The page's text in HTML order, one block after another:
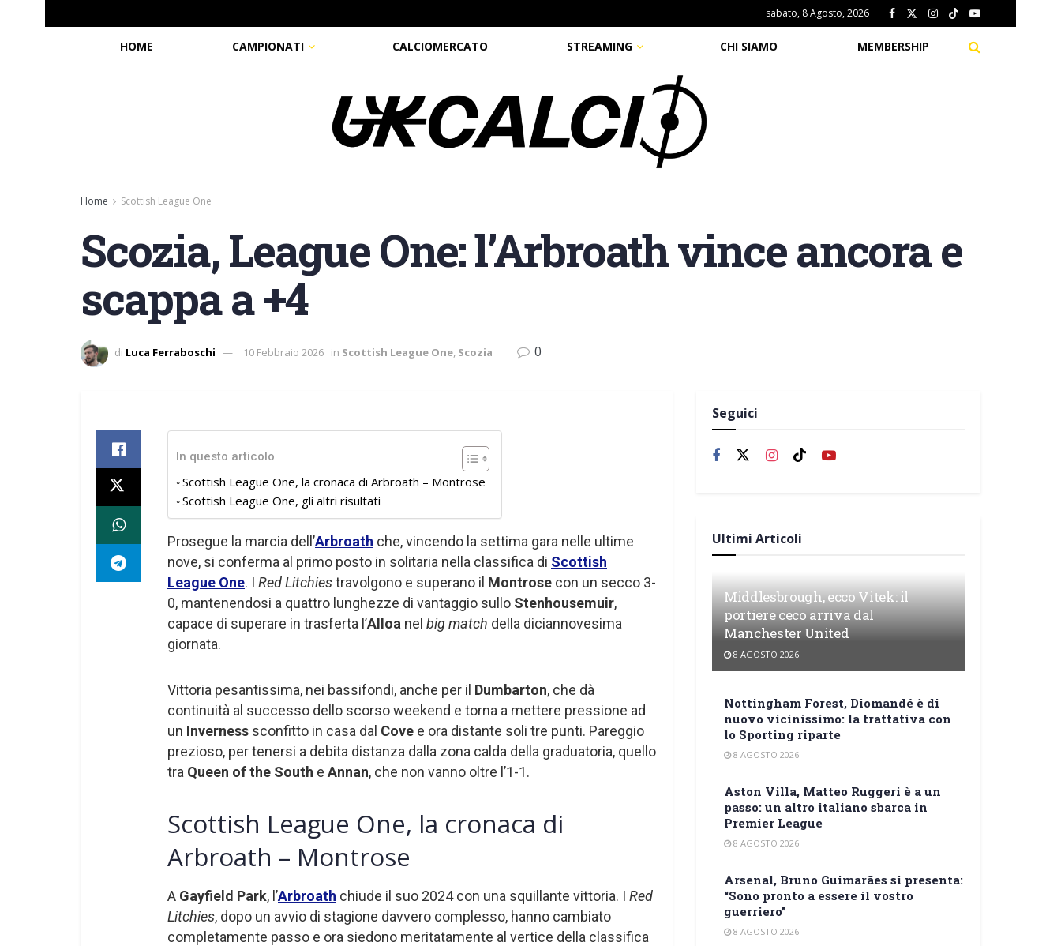
sabato, 8 Agosto, 2026
HOME CAMPIONATI CALCIOMERCATO STREAMING CHI SIAMO MEMBERSHIP
Home Scottish League One
Scozia, League One: l’Arbroath vince ancora e
scappa a +4
di Luca Ferraboschi 10 Febbraio 2026 in Scottish League One, Scozia 0
In questo articolo
Scottish League One, la cronaca di Arbroath – Montrose
Scottish League One, gli altri risultati
Prosegue la marcia dell’Arbroath che, vincendo la settima gara nelle ultime
nove, si conferma al primo posto in solitaria nella classifica di Scottish
League One. I Red Litchiestravolgono e superano il Montrose con un secco 3-
0, mantenendosi a quattro lunghezze di vantaggio sullo Stenhousemuir,
capace di superare in trasferta l’Alloa nel big match della diciannovesima
giornata.
Vittoria pesantissima, nei bassifondi, anche per il Dumbarton, che dà
continuità al successo dello scorso weekend e torna a mettere pressione ad
un Inverness sconfitto in casa dal Cove e ora distante soli tre punti. Pareggio
prezioso, per tenersi a debita distanza dalla zona calda della graduatoria, quello
tra Queen of the South e Annan, che non vanno oltre l’1-1.
Scottish League One, la cronaca di
Arbroath – Montrose
A Gayfield Park, l’Arbroath chiude il suo 2024 con una squillante vittoria. I Red
Litchies, dopo un avvio di stagione davvero complesso, hanno cambiato
completamente passo e ora siedono meritatamente al vertice della classifica
Seguici
Ultimi Articoli
Middlesbrough, ecco Vitek: il
portiere ceco arriva dal
Manchester United
8 AGOSTO 2026
Nottingham Forest, Diomandé è di
nuovo vicinissimo: la trattativa con
lo Sporting riparte
8 AGOSTO 2026
Aston Villa, Matteo Ruggeri è a un
passo: un altro italiano sbarca in
Premier League
8 AGOSTO 2026
Arsenal, Bruno Guimarães si presenta:
“Sono pronto a essere il vostro
guerriero”
8 AGOSTO 2026